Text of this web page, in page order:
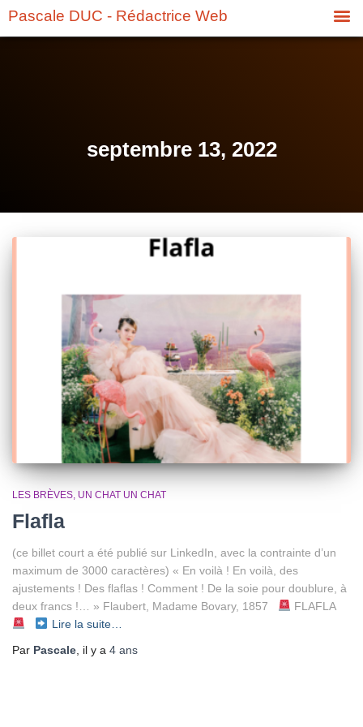
Pascale DUC - Rédactrice Web
septembre 13, 2022
LES BRÈVES UN CHAT UN CHAT
Flafla
(ce billet court a été publié sur LinkedIn, avec la contrainte d’un
maximum de 3000 caractères) « En voilà ! En voilà, des
ajustements ! Des flaflas ! Comment ! De la soie pour doublure, à
deux francs !… » Flaubert, Madame Bovary, 1857
FLAFLA
Lire la suite…
Par Pascale , il y a 4 ans